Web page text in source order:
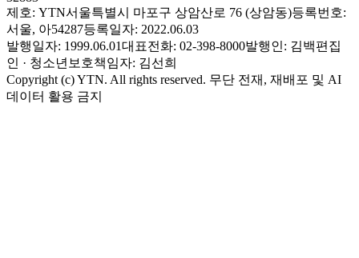
제호: YTN서울특별시 마포구 상암산로 76 (상암동)등록번호:
서울, 아54287등록일자: 2022.06.03
발행일자: 1999.06.01대표전화: 02-398-8000발행인: 김백편집
인 · 청소년보호책임자: 김선희
Copyright (c) YTN. All rights reserved. 무단 전재, 재배포 및 AI
데이터 활용 금지